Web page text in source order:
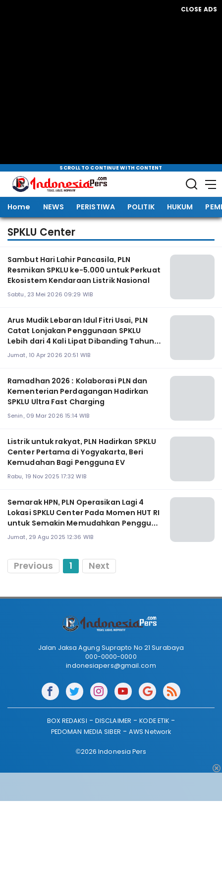
CLOSE ADS
SCROLL TO CONTINUE WITH CONTENT
Home NEWS PERISTIWA POLITIK HUKUM
SPKLU Center
Sambut Hari Lahir Pancasila, PLN
Resmikan SPKLU ke-5.000 untuk Perkuat
Ekosistem Kendaraan Listrik Nasional
Sabtu, 23 Mei 2026 09:29 WIB
Arus Mudik Lebaran Idul Fitri Usai, PLN
Catat Lonjakan Penggunaan SPKLU
Lebih dari 4 Kali Lipat Dibanding Tahun
2025
Jumat, 10 Apr 2026 20:51 WIB
Ramadhan 2026 : Kolaborasi PLN dan
Kementerian Perdagangan Hadirkan
SPKLU Ultra Fast Charging
Senin, 09 Mar 2026 15:14 WIB
Listrik untuk rakyat, PLN Hadirkan SPKLU
Center Pertama di Yogyakarta, Beri
Kemudahan Bagi Pengguna EV
Rabu, 19 Nov 2025 17:32 WIB
Semarak HPN, PLN Operasikan Lagi 4
Lokasi SPKLU Center Pada Momen HUT RI
untuk Semakin Memudahkan Pengguna
EV
Jumat, 29 Agu 2025 12:36 WIB
Previous 1 Next
Jalan Jaksa Agung Suprapto No 21 Surabaya
000-0000-0000
indonesiapers@gmail.com
BOX REDAKSI DISCLAIMER
KODE ETIK
PEDOMAN MEDIA SIBER
AWS Network
©2026 Indonesia Pers